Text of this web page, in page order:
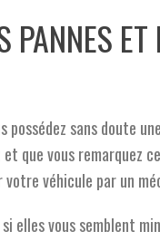
PANNES
possédez sans doute
et que vous
véhicule par un
si elles vous semblent